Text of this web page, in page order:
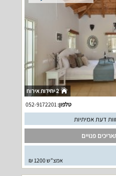
2 יחידות אירוח
טלפון:
פנויים
אמצ"ש 1200 ₪